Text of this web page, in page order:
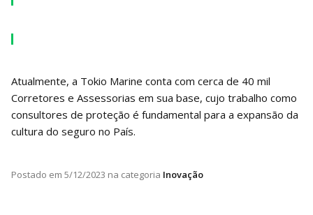
Atualmente, a Tokio Marine conta com cerca de 40 mil
Corretores e Assessorias em sua base, cujo trabalho como
consultores de proteção é fundamental para a expansão da
cultura do seguro no País.
Postado em 5/12/2023 na categoria Inovação